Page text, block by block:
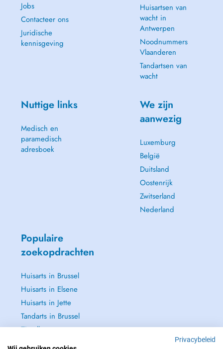
Jobs
Contacteer ons
Juridische
kennisgeving
Huisartsen van
wacht in
Antwerpen
Noodnummers
Vlaanderen
Tandartsen van
wacht
Nuttige links
Medisch en
paramedisch
adresboek
We zijn
aanwezig
Luxemburg
België
Duitsland
Oostenrijk
Zwitserland
Nederland
Populaire
zoekopdrachten
Huisarts in Brussel
Huisarts in Elsene
Huisarts in Jette
Tandarts in Brussel
Zie alle →
Privacybeleid